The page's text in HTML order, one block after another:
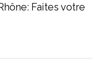
Faites votre